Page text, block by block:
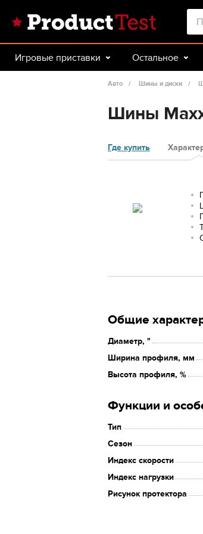
Игровые приставки Остальное
Авто
Авто Шины и диски
Шины
Где купить
Общие
Диаметр, "
Ширина профиля, мм
Высота профиля, %
Функции и
Тип
Сезон
Индекс скорости
Индекс нагрузки
Рисунок протектора